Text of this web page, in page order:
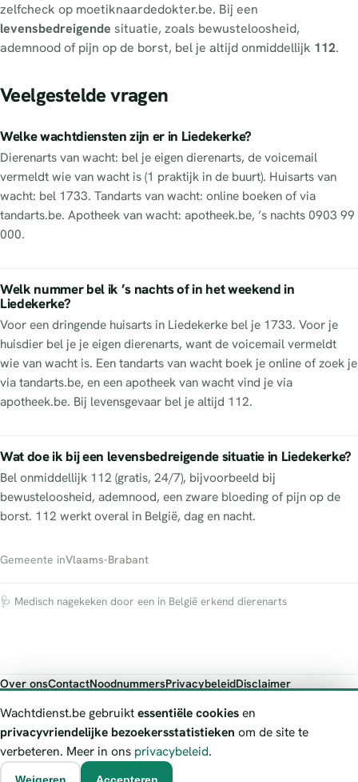
zelfcheck op moetiknaardedokter.be. Bij een
levensbedreigende situatie, zoals bewusteloosheid,
ademnood of pijn op de borst, bel je altijd onmiddellijk 112.
Veelgestelde vragen
Welke wachtdiensten zijn er in Liedekerke?
Dierenarts van wacht: bel je eigen dierenarts, de voicemail
vermeldt wie van wacht is (1 praktijk in de buurt). Huisarts van
wacht: bel 1733. Tandarts van wacht: online boeken of via
tandarts.be. Apotheek van wacht: apotheek.be, ’s nachts 0903 99
000.
Welk nummer bel ik ’s nachts of in het weekend in
Liedekerke?
Voor een dringende huisarts in Liedekerke bel je 1733. Voor je
huisdier bel je je eigen dierenarts, want de voicemail vermeldt
wie van wacht is. Een tandarts van wacht boek je online of zoek je
via tandarts.be, en een apotheek van wacht vind je via
apotheek.be. Bij levensgevaar bel je altijd 112.
Wat doe ik bij een levensbedreigende situatie in Liedekerke?
Bel onmiddellijk 112 (gratis, 24/7), bijvoorbeeld bij
bewusteloosheid, ademnood, een zware bloeding of pijn op de
borst. 112 werkt overal in België, dag en nacht.
Gemeente inVlaams-Brabant
🩺 Medisch nagekeken door een in België erkend dierenarts
Over onsContactNoodnummersPrivacybeleidDisclaimer
Wachtdienst.be toont publieke wachtdienst-informatie ter oriëntatie.
Bij levensgevaar bel je altijd 112. Controleer altijd de actuele
wachtregeling bij de vermelde officiële bron.
Wachtdienst.be gebruiktessentiële cookiesen
privacyvriendelijke bezoekersstatistieken om de site te
verbeteren. Meer in ons privacybeleid.
Weigeren Accepteren